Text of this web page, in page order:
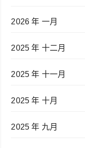
2026 年 一月
2025 年 十二月
2025 年 十一月
2025 年 十月
2025 年 九月